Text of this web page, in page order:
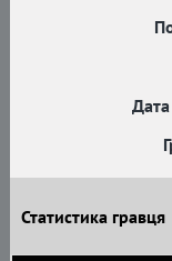
Статистика гравця